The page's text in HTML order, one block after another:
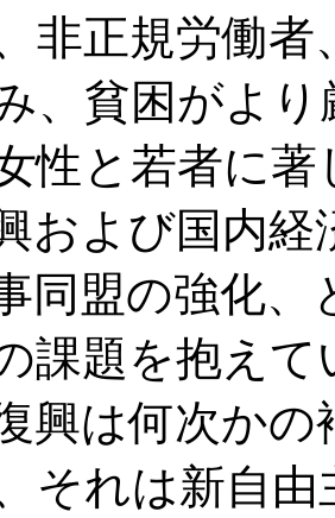
非正規労働
、貧困がよ
性と若者に
および国内
同盟の強化
課題を抱え
興は何次か
それは新自